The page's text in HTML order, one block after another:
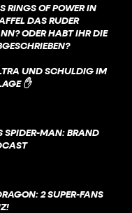
RINGS OF POWER IN
DAS RUDER
ODER HABT IHR DIE
UND SCHULDIG IM
✋
SPIDER-MAN: BRAND
2 SUPER-FANS